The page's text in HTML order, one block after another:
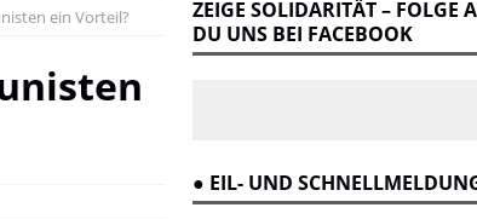
KURZ + KNAPP + AUFGESCHNAPPT
Der Klassenkampf hinter der Lüge
DER
ein Vorteil?
ZEIGE SOLIDARITÄT – FOLGE
DU UNS BEI FACEBOOK
● EIL- UND